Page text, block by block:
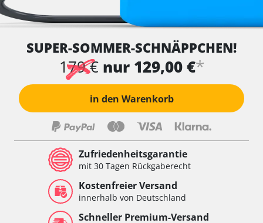
SUPER-SOMMER-SCHNÄPPCHEN!
179 € nur 129,00 €*
in den Warenkorb
Zufriedenheitsgarantie
mit 30 Tagen Rückgaberecht
Kostenfreier Versand
innerhalb von Deutschland
Schneller Premium-Versand